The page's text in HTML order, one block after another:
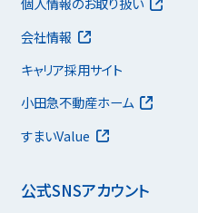
公式SNSアカウント
会社情報
キャリア採用サイト
小田急不動産ホーム
すまいValue